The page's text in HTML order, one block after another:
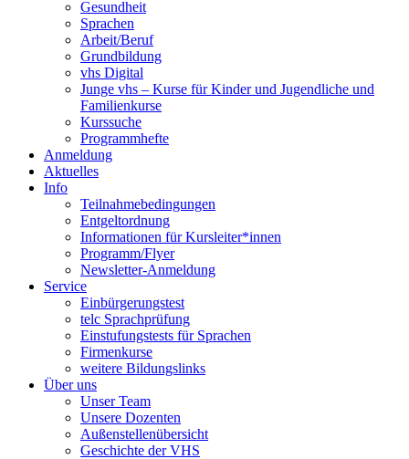
Gesundheit
Sprachen
Arbeit/Beruf
Grundbildung
vhs Digital
Junge vhs – Kurse für Kinder und Jugendliche und
Familienkurse
Kurssuche
Programmhefte
Anmeldung
Aktuelles
Info
Teilnahmebedingungen
Entgeltordnung
Informationen für Kursleiter*innen
Programm/Flyer
Newsletter-Anmeldung
Service
Einbürgerungstest
telc Sprachprüfung
Einstufungstests für Sprachen
Firmenkurse
weitere Bildungslinks
Über uns
Unser Team
Unsere Dozenten
Außenstellenübersicht
Geschichte der VHS